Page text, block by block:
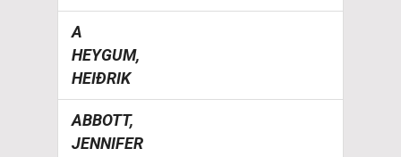
A
HEYGUM,
HEIÐRIK
ABBOTT,
JENNIFER